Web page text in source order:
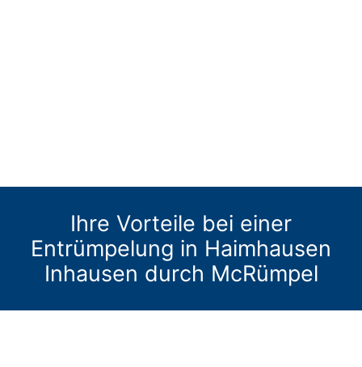
Ihre Vorteile bei einer
Entrümpelung in Haimhausen
Inhausen durch McRümpel